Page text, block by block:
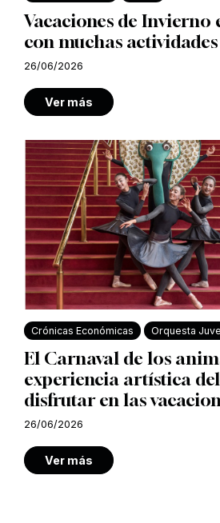
Vacaciones de Invierno
con muchas
26/06/2026
Ver más
Crónicas Económicas Orquesta
El Carnaval de los
experiencia artística
disfrutar en las
26/06/2026
Ver más